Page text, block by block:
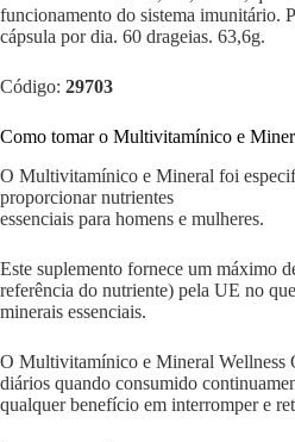
funcionamento do sistema imunitário.
cápsula por dia. 60 drageias. 63,6g.
Código: 29703
Como tomar o Multivitamínico e
O Multivitamínico e Mineral foi
proporcionar nutrientes
essenciais para homens e mulheres.
Este suplemento fornece um máximo
referência do nutriente) pela UE no
minerais essenciais.
O Multivitamínico e Mineral Wellness
diários quando consumido
qualquer benefício em interromper e